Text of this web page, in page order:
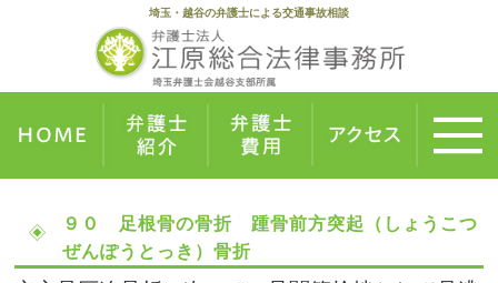
埼玉・越谷の弁護士による交通事故相談
９０ 足根骨の骨折 踵骨前方突起（しょうこつ
ぜんぽうとっき）骨折